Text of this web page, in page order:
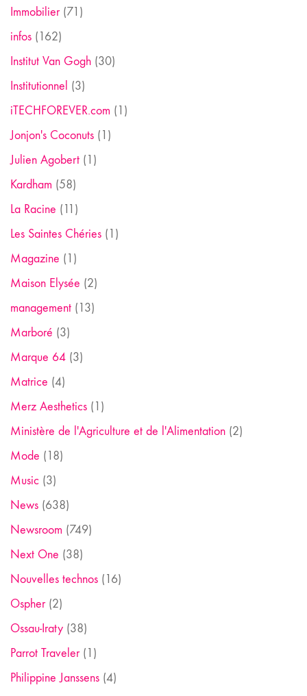
Immobilier(71)
infos (162)
Institut Van Gogh (30)
Institutionnel (3)
iTECHFOREVER.com (1)
Jonjon's Coconuts (1)
Julien Agobert (1)
Kardham (58)
La Racine (11)
Les Saintes Chéries (1)
Magazine (1)
Maison Elysée (2)
management (13)
Marboré (3)
Marque 64 (3)
Matrice (4)
Merz Aesthetics (1)
Ministère de l'Agriculture et de l'Alimentation (2)
Mode (18)
Music (3)
News (638)
Newsroom (749)
Next One (38)
Nouvelles technos (16)
Ospher(2)
Ossau-Iraty (38)
Parrot Traveler(1)
Philippine Janssens (4)